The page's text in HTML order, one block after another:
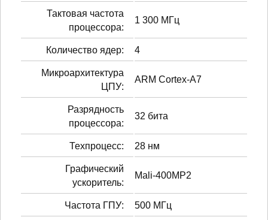
Тактовая частота
процессора:
1 300 МГц
Количество ядер: 4
Микроархитектура
ЦПУ:
ARM Cortex-A7
Разрядность
процессора:
32 бита
Техпроцесс: 28 нм
Графический
ускоритель:
Mali-400MP2
Частота ГПУ: 500 МГц